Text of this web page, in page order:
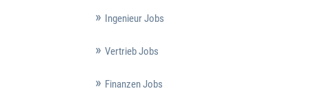
Ingenieur Jobs
Vertrieb Jobs
Finanzen Jobs